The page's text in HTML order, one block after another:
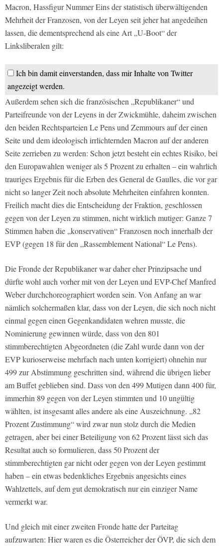
Macron, Hassfigur Nummer Eins der statistisch überwältigenden
Mehrheit der Franzosen, von der Leyen seit jeher hat angedeihen
lassen, die dementsprechend als eine Art „U-Boot“ der
Linksliberalen gilt:
Ich bin damit einverstanden, dass mir Inhalte von Twitter
angezeigt werden.
Außerdem sehen sich die französischen „Republikaner“ und
Parteifreunde von der Leyens in der Zwickmühle, daheim zwischen
den beiden Rechtsparteien Le Pens und Zemmours auf der einen
Seite und dem ideologisch irrlichternden Macron auf der anderen
Seite zerrieben zu werden: Schon jetzt besteht ein echtes Risiko, bei
den Europawahlen weniger als 5 Prozent zu erhalten – ein wahrlich
trauriges Ergebnis für die Erben des General de Gaulles, die vor gar
nicht so langer Zeit noch absolute Mehrheiten einfahren konnten.
Freilich macht dies die Entscheidung der Fraktion, geschlossen
gegen von der Leyen zu stimmen, nicht wirklich mutiger: Ganze 7
Stimmen haben die „konservativen“ Franzosen noch innerhalb der
EVP (gegen 18 für den „Rassemblement National“ Le Pens).
Die Fronde der Republikaner war daher eher Prinzipsache und
dürfte wohl auch vorher mit von der Leyen und EVP-Chef Manfred
Weber durchchoreographiert worden sein. Von Anfang an war
nämlich solchermaßen klar, dass von der Leyen, die sich noch nicht
einmal gegen einen Gegenkandidaten wehren musste, die
Nominierung gewinnen würde, dass von den 801
stimmberechtigten Abgeordneten (die Zahl wurde dann von der
EVP kurioserweise mehrfach nach unten korrigiert) ohnehin nur
499 zur Abstimmung geschritten sind, während die übrigen lieber
am Buffet geblieben sind. Dass von den 499 Mutigen dann 400 für,
immerhin 89 gegen von der Leyen stimmten und 10 ungültig
wählten, ist insgesamt alles andere als eine Auszeichnung. „82
Prozent Zustimmung“ wird zwar nun stolz durch die Medien
getragen, aber bei einer Beteiligung von 62 Prozent lässt sich das
Resultat auch so formulieren, dass 50 Prozent der
stimmberechtigten gar nicht oder gegen von der Leyen gestimmt
haben – ein etwas bedenkliches Ergebnis angesichts eines
Wahlzettels, auf dem gut demokratisch nur ein einziger Name
vermerkt war.
Und gleich mit einer zweiten Fronde hatte der Parteitag
aufzuwarten: Hier waren es die Österreicher der ÖVP, die sich dem